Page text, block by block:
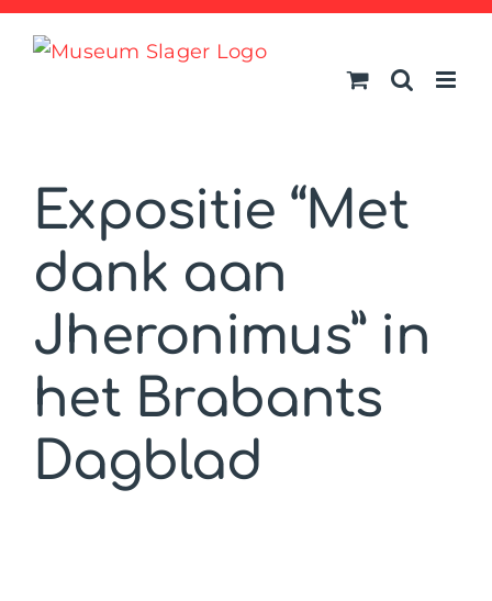
Ga
naar
Expositie “Met
dank aan
Jheronimus” in
het Brabants
Dagblad